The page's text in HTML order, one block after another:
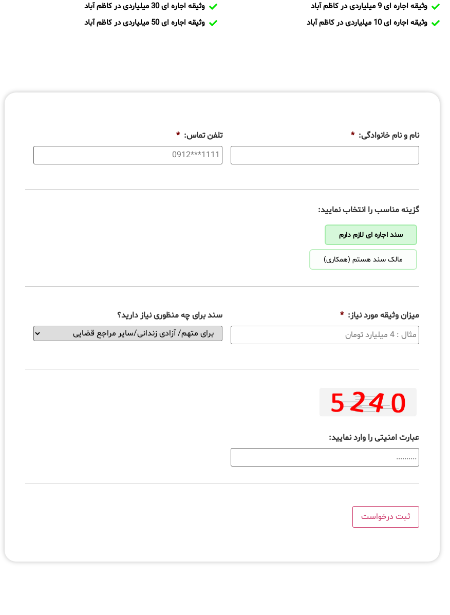
وثیقه اجاره ای 9 میلیاردی در کاظم آباد
وثیقه اجاره ای 10 میلیاردی در کاظم آباد
وثیقه اجاره ای 30 میلیاردی در کاظم آباد
وثیقه اجاره ای 50 میلیاردی در کاظم آباد
نام و نام خانوادگی: * تلفن تماس: *
گزینه مناسب را انتخاب نمایید:
سند اجاره ای لازم دارم
مالک سند هستم (همکاری)
میزان وثیقه مورد نیاز: * سند برای چه منظوری نیاز دارید؟
عبارت امنیتی را وارد نمایید: